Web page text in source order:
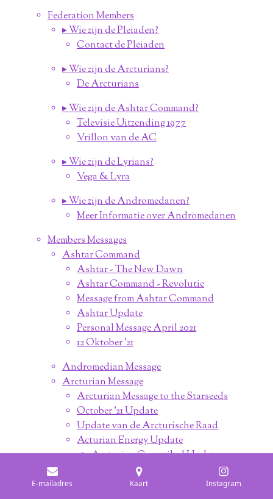
Federation Members
▸ Wie zijn de Pleiaden?
Contact de Pleiaden
▸ Wie zijn de Arcturians?
De Arcturians
▸ Wie zijn de Ashtar Command?
Televisie Uitzending 1977
Vrillon van de AC
▸ Wie zijn de Lyrians?
Vega & Lyra
▸ Wie zijn de Andromedanen?
Meer Informatie over Andromedanen
Members Messages
Ashtar Command
Ashtar - The New Dawn
Ashtar Command - Revolutie
Message from Ashtar Command
Ashtar Update
Personal Message April 2021
12 Oktober '21
Andromedian Message
Arcturian Message
Arcturian Message to the Starseeds
October '21 Update
Update van de Arcturische Raad
Acturian Energy Update
Arcturian Council 5d Update
Arcturian: Starseed Journey
E-mailadres Kaart Instagram